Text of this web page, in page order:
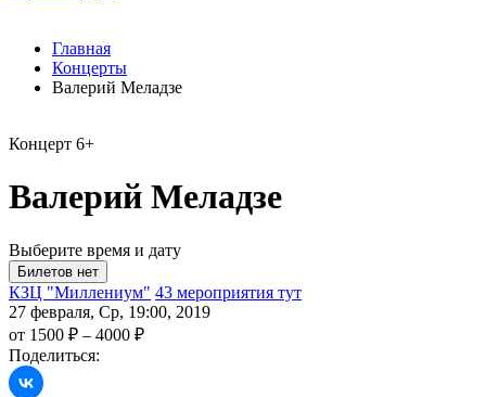
Главная
Концерты
Валерий Меладзе
Концерт 6+
Валерий Меладзе
Выберите время и дату
КЗЦ "Миллениум" 43 мероприятия тут
27 февраля, Ср, 19:00, 2019
от 1500 ₽ – 4000 ₽
Поделиться: